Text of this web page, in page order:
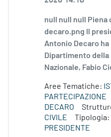
null null null Piena
decaro.png Il
Antonio Decaro ha
Dipartimento
Nazionale, Fabio
Aree Tematiche:
PARTECIPAZIONE
DECARO
CIVILE
Tipologia:
PRESIDENTE